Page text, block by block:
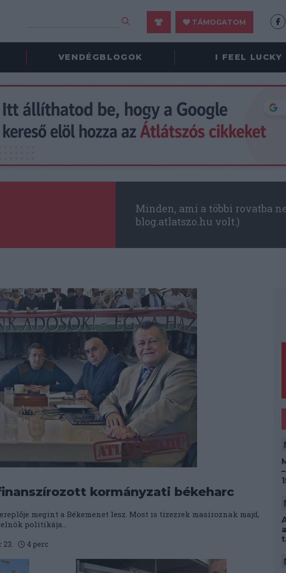
TÁMOGATOM
VENDÉGBLOGOK I FEEL LUCKY
Minden, ami a többi rovatba
blog.atlatszo.hu volt.)
kormányzati békeharc
megint a Békemenet lesz. Most is tízezrek masíroznak majd,
politikája...
23. 4 perc